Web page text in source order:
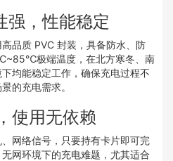
强，性能稳定
品质 PVC 封装，具备防水、防
极端温度，在北方寒冬、南
均能稳定工作，确保充电过程不
的充电需求。
使用无依赖
网络信号，只要持有卡片即可完
网环境下的充电难题，尤其适合